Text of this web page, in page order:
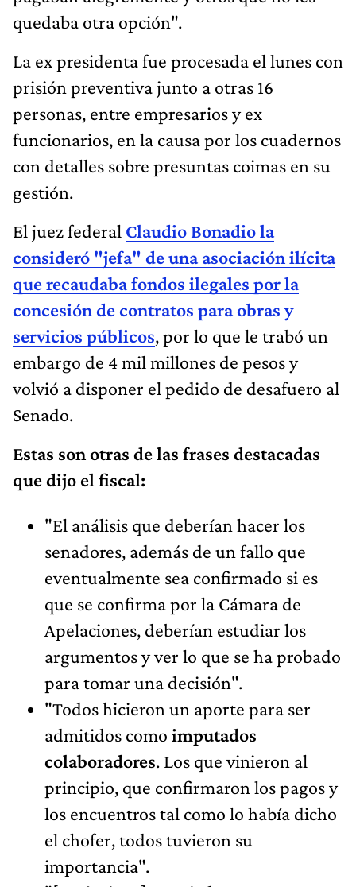
quedaba otra opción".
La ex presidenta fue procesada el lunes con
prisión preventiva junto a otras 16
personas, entre empresarios y ex
funcionarios, en la causa por los cuadernos
con detalles sobre presuntas coimas en su
gestión.
El juez federal Claudio Bonadio la
consideró "jefa" de una asociación ilícita
que recaudaba fondos ilegales por la
concesión de contratos para obras y
servicios públicos, por lo que le trabó un
embargo de 4 mil millones de pesos y
volvió a disponer el pedido de desafuero al
Senado.
Estas son otras de las frases destacadas
que dijo el fiscal:
"El análisis que deberían hacer los
senadores, además de un fallo que
eventualmente sea confirmado si es
que se confirma por la Cámara de
Apelaciones, deberían estudiar los
argumentos y ver lo que se ha probado
para tomar una decisión".
"Todos hicieron un aporte para ser
admitidos como imputados
colaboradores. Los que vinieron al
principio, que confirmaron los pagos y
los encuentros tal como lo había dicho
el chofer, todos tuvieron su
importancia".